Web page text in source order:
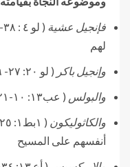
فإنجيل عشية
لهم
وإنجيل باكر ( لو ٢٠: ٢٧- ٣٩) عن جمعه لهم من الأمم
والبولس ( عب١٣: ١٠-٢١) يتحدث عن عمل مشيئة الله
والكاثوليكون
أنفسهم على المسيح